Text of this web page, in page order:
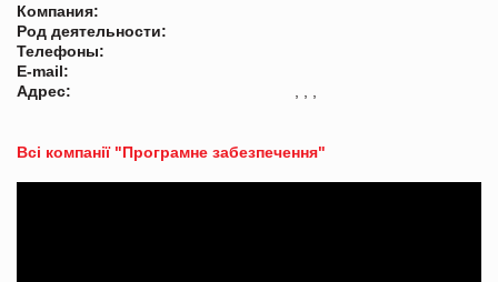
Компания:
Род деятельности:
Телефоны:
E-mail:
Адрес:
Всі компанії "Програмне забезпечення"